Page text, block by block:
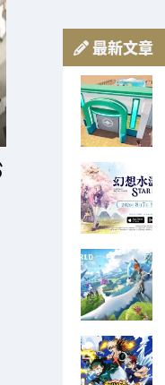
最新文章